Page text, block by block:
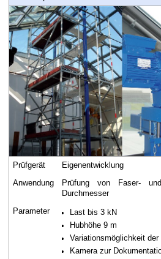
Prüfgerät Eigenentwicklung
Anwendung
Prüfung von Faser-
Durchmesser
Parameter
Last bis 3 kN
Hubhöhe 9 m
Variationsmöglichkeit
Kamera zur